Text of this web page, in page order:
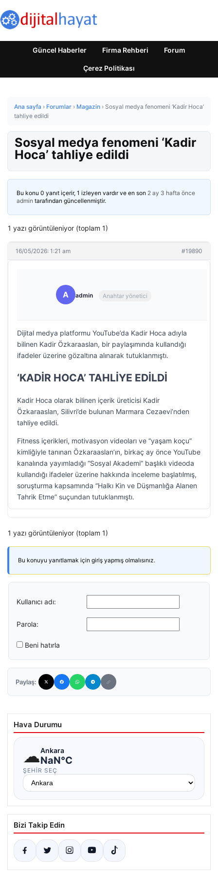
Güncel Haberler Firma Rehberi Forum
Çerez Politikası
Ana sayfa › Forumlar › Magazin › Sosyal medya fenomeni ‘Kadir Hoca’
tahliye edildi
Sosyal medya fenomeni ‘Kadir
Hoca’ tahliye edildi
Bu konu 0 yanıt içerir, 1 izleyen vardır ve en son 2 ay 3 hafta önce
admin tarafından güncellenmiştir.
1 yazı görüntüleniyor (toplam 1)
16/05/2026: 1:21 am #19890
A admin Anahtar yönetici
Dijital medya platformu YouTube’da Kadir Hoca adıyla
bilinen Kadir Özkaraaslan, bir paylaşımında kullandığı
ifadeler üzerine gözaltına alınarak tutuklanmıştı.
‘KADİR HOCA’ TAHLİYE EDİLDİ
Kadir Hoca olarak bilinen içerik üreticisi Kadir
Özkaraaslan, Silivri’de bulunan Marmara Cezaevi’nden
tahliye edildi.
Fitness içerikleri, motivasyon videoları ve “yaşam koçu”
kimliğiyle tanınan Özkaraaslan’ın, birkaç ay önce YouTube
kanalında yayımladığı “Sosyal Akademi” başlıklı videoda
kullandığı ifadeler üzerine hakkında inceleme başlatılmış,
soruşturma kapsamında “Halkı Kin ve Düşmanlığa Alanen
Tahrik Etme” suçundan tutuklanmıştı.
1 yazı görüntüleniyor (toplam 1)
Bu konuyu yanıtlamak için giriş yapmış olmalısınız.
Kullanıcı adı:
Parola:
Beni hatırla
Paylaş:
Hava Durumu
☁Ankara
NaN°C
ŞEHIR SEÇ
Bizi Takip Edin